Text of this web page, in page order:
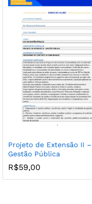
Projeto de Extensão II –
Gestão Pública
R$59,00